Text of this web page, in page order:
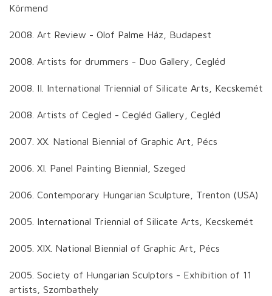
Körmend
2008. Art Review - Olof Palme Ház, Budapest
2008. Artists for drummers - Duo Gallery, Cegléd
2008. II. International Triennial of Silicate Arts, Kecskemét
2008. Artists of Cegled - Cegléd Gallery, Cegléd
2007. XX. National Biennial of Graphic Art, Pécs
2006. XI. Panel Painting Biennial, Szeged
2006. Contemporary Hungarian Sculpture, Trenton (USA)
2005. International Triennial of Silicate Arts, Kecskemét
2005. XIX. National Biennial of Graphic Art, Pécs
2005. Society of Hungarian Sculptors - Exhibition of 11
artists, Szombathely